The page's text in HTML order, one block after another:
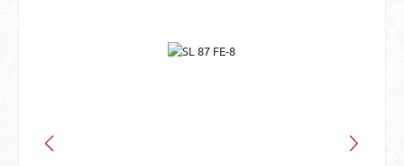
Bildergalerie überspringen